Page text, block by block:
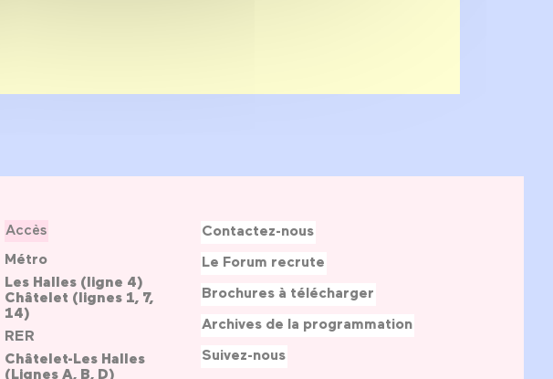
Accès
Métro
Les Halles (ligne 4)
Châtelet (lignes 1, 7,
14)
RER
Châtelet-Les Halles
(Lignes A, B, D)
Contactez-nous
Le Forum recrute
Brochures à télécharger
Archives de la programmation
Suivez-nous